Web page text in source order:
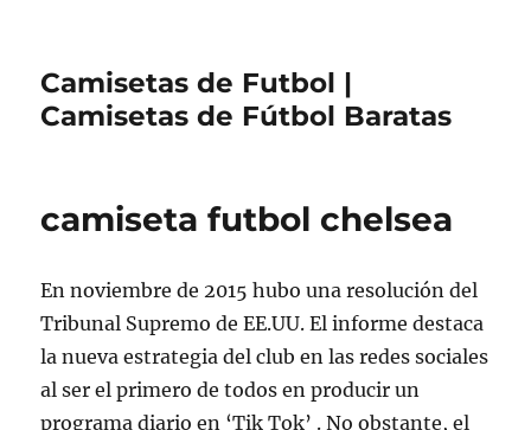
Camisetas de Futbol |
Camisetas de Fútbol Baratas
camiseta futbol chelsea
En noviembre de 2015 hubo una resolución del
Tribunal Supremo de EE.UU. El informe destaca
la nueva estrategia del club en las redes sociales
al ser el primero de todos en producir un
programa diario en ‘Tik Tok’ . No obstante, el